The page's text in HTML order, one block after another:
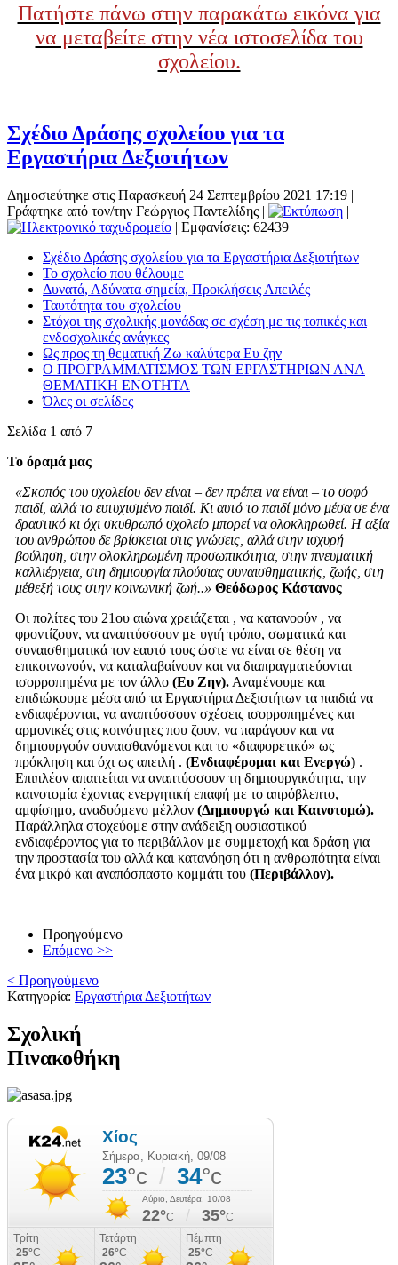
Πατήστε πάνω στην παρακάτω εικόνα για
να μεταβείτε στην νέα ιστοσελίδα του
σχολείου.
Σχέδιο Δράσης σχολείου για τα
Εργαστήρια Δεξιοτήτων
Δημοσιεύτηκε στις Παρασκευή 24 Σεπτεμβρίου 2021 17:19 |
Γράφτηκε από τον/την Γεώργιος Παντελίδης |
|
| Εμφανίσεις: 62439
Σχέδιο Δράσης σχολείου για τα Εργαστήρια Δεξιοτήτων
Το σχολείο που θέλουμε
Δυνατά, Αδύνατα σημεία, Προκλήσεις Απειλές
Ταυτότητα του σχολείου
Στόχοι της σχολικής μονάδας σε σχέση με τις τοπικές και
ενδοσχολικές ανάγκες
Ως προς τη θεματική Ζω καλύτερα Ευ ζην
Ο ΠΡΟΓΡΑΜΜΑΤΙΣΜΟΣ ΤΩΝ ΕΡΓΑΣΤΗΡΙΩΝ ΑΝΑ
ΘΕΜΑΤΙΚΗ ΕΝΟΤΗΤΑ
Όλες οι σελίδες
Σελίδα 1 από 7
Το όραμά μας
«Σκοπός του σχολείου δεν είναι – δεν πρέπει να είναι – το σοφό
παιδί, αλλά το ευτυχισμένο παιδί. Κι αυτό το παιδί μόνο μέσα σε ένα
δραστικό κι όχι σκυθρωπό σχολείο μπορεί να ολοκληρωθεί. Η αξία
του ανθρώπου δε βρίσκεται στις γνώσεις, αλλά στην ισχυρή
βούληση, στην ολοκληρωμένη προσωπικότητα, στην πνευματική
καλλιέργεια, στη δημιουργία πλούσιας συναισθηματικής, ζωής, στη
μέθεξή τους στην κοινωνική ζωή..» Θεόδωρος Κάστανος
Οι πολίτες του 21ου αιώνα χρειάζεται , να κατανοούν , να
φροντίζουν, να αναπτύσσουν με υγιή τρόπο, σωματικά και
συναισθηματικά τον εαυτό τους ώστε να είναι σε θέση να
επικοινωνούν, να καταλαβαίνουν και να διαπραγματεύονται
ισορροπημένα με τον άλλο(Ευ Ζην). Αναμένουμε και
επιδιώκουμε μέσα από τα Εργαστήρια Δεξιοτήτων τα παιδιά να
ενδιαφέρονται, να αναπτύσσουν σχέσεις ισορροπημένες και
αρμονικές στις κοινότητες που ζουν, να παράγουν και να
δημιουργούν συναισθανόμενοι και το «διαφορετικό» ως
πρόκληση και όχι ως απειλή .(Ενδιαφέρομαι και Ενεργώ) .
Επιπλέον απαιτείται να αναπτύσσουν τη δημιουργικότητα, την
καινοτομία έχοντας ενεργητική επαφή με το απρόβλεπτο,
αμφίσημο, αναδυόμενο μέλλον(Δημιουργώ και Καινοτομώ).
Παράλληλα στοχεύομε στην ανάδειξη ουσιαστικού
ενδιαφέροντος για το περιβάλλον με συμμετοχή και δράση για
την προστασία του αλλά και κατανόηση ότι η ανθρωπότητα είναι
ένα μικρό και αναπόσπαστο κομμάτι του(Περιβάλλον).
Προηγούμενο
Επόμενο >>
< Προηγούμενο
Κατηγορία: Εργαστήρια Δεξιοτήτων
Σχολική
Πινακοθήκη